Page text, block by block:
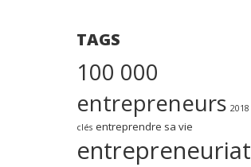
TAGS
100 000
entrepreneurs 2018
clés entreprendre sa vie
entrepreneuriat